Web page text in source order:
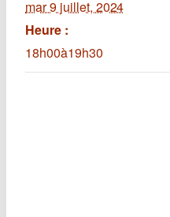
mar 9 juillet, 2024
Heure :
18h00à19h30